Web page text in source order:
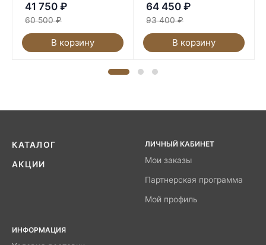
41 750 ₽
60 500 ₽
В корзину
64 450 ₽
93 400 ₽
В корзину
КАТАЛОГ
АКЦИИ
ЛИЧНЫЙ КАБИНЕТ
Мои заказы
Партнерская программа
Мой профиль
ИНФОРМАЦИЯ